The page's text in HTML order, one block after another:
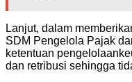
Lanjut, dalam
SDM Pengelola Pajak
ketentuan
dan retribusi sehingga